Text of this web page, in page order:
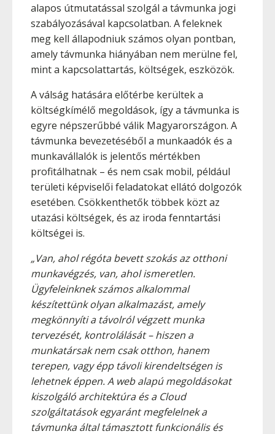
alapos útmutatással szolgál a távmunka jogi
szabályozásával kapcsolatban. A feleknek
meg kell állapodniuk számos olyan pontban,
amely távmunka hiányában nem merülne fel,
mint a kapcsolattartás, költségek, eszközök.
A válság hatására előtérbe kerültek a
költségkímélő megoldások, így a távmunka is
egyre népszerűbbé válik Magyarországon. A
távmunka bevezetéséből a munkaadók és a
munkavállalók is jelentős mértékben
profitálhatnak – és nem csak mobil, például
területi képviselői feladatokat ellátó dolgozók
esetében. Csökkenthetők többek közt az
utazási költségek, és az iroda fenntartási
költségei is.
„Van, ahol régóta bevett szokás az otthoni
munkavégzés, van, ahol ismeretlen.
Ügyfeleinknek számos alkalommal
készítettünk olyan alkalmazást, amely
megkönnyíti a távolról végzett munka
tervezését, kontrolálását – hiszen a
munkatársak nem csak otthon, hanem
terepen, vagy épp távoli kirendeltségen is
lehetnek éppen. A web alapú megoldásokat
kiszolgáló architektúra és a Cloud
szolgáltatások egyaránt megfelelnek a
távmunka által támasztott funkcionális és